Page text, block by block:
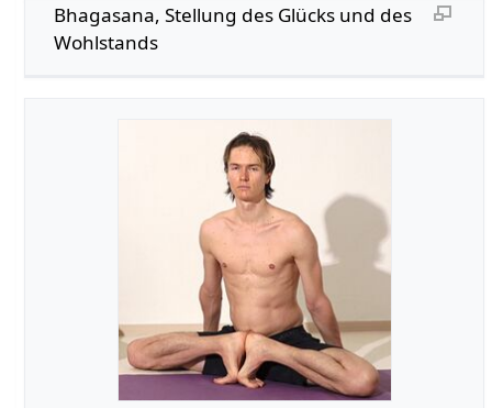
Bhagasana, Stellung des Glücks und des
Wohlstands